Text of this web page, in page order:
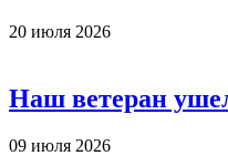
20 июля 2026
Наш ветеран
09 июля 2026